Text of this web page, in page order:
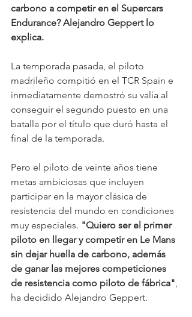
carbono a competir en el Supercars
Endurance? Alejandro Geppert lo
explica.
La temporada pasada, el piloto
madrileño compitió en el TCR Spain e
inmediatamente demostró su valía al
conseguir el segundo puesto en una
batalla por el título que duró hasta el
final de la temporada.
Pero el piloto de veinte años tiene
metas ambiciosas que incluyen
participar en la mayor clásica de
resistencia del mundo en condiciones
muy especiales. "Quiero ser el primer
piloto en llegar y competir en Le Mans
sin dejar huella de carbono, además
de ganar las mejores competiciones
de resistencia como piloto de fábrica",
ha decidido Alejandro Geppert.